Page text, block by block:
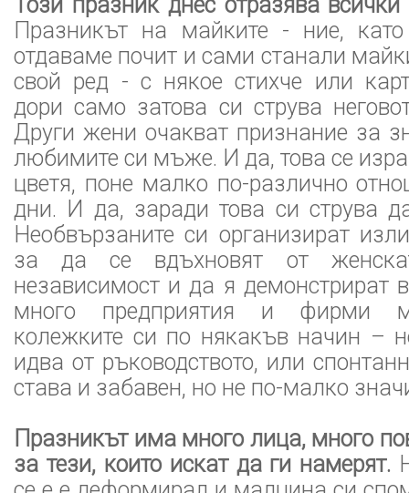
Празникът на майките - ние,
отдаваме почит и сами станали
свой ред - с някое стихче или
дори само затова си струва
Други жени очакват признание за
любимите си мъже. И да, това се
цветя, поне малко по-различно
дни. И да, заради това си струва
Необвързаните си организират
за да се вдъхновят от
независимост и да я демонстрират
много предприятия и фирми
колежките си по някакъв начин –
идва от ръководството, или
става и забавен, но не по-малко
Празникът има много лица, много
за тези, които искат да ги намерят.